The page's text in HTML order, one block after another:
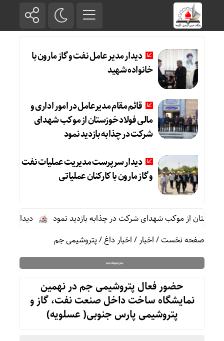
دیدار مدیر عامل نفت و گاز مارون با
خانواده شهید
قائم مقام مدیرعامل در امور اداری و
مالی فولاد خوزستان از موکب شهدای
شرکت در چذابه بازدید نمود
دیدار سرپرست مدیریت عملیات نفت
و گاز مارون با کارکنان عملیاتی
از موکب شهدای شرکت در چذابه بازدید نمود
دیدار
صفحه نخست/اخبار/اخبار داغ/پتروشیمی جم
حضور فعال پتروشیمی جم در نهمین
نمایشگاه ساخت داخل صنعت نفت، گاز و
پتروشیمی پارس جنوبی( عسلویه)